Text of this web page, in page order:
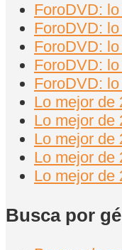
ForoDVD:
ForoDVD:
ForoDVD:
ForoDVD:
ForoDVD:
Lo mejor de
Lo mejor de
Lo mejor de
Lo mejor de
Lo mejor de
Busca por